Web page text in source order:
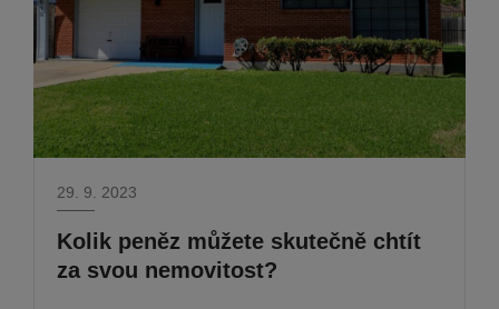
29. 9. 2023
Kolik peněz můžete skutečně chtít
za svou nemovitost?